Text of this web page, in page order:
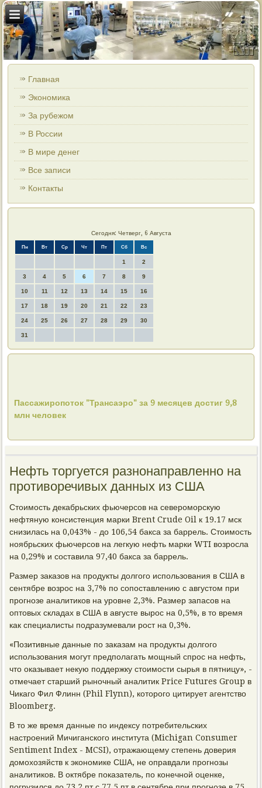
Главная
Экономика
За рубежом
В России
В мире денег
Все записи
Контакты
Сегодня: Четверг, 6 Августа
Пн Вт Ср Чт Пт Сб Вс
1 2
3 4 5 6 7 8 9
10 11 12 13 14 15 16
17 18 19 20 21 22 23
24 25 26 27 28 29 30
31
Пассажиропоток "Трансаэро" за 9 месяцев достиг 9,8
млн человек
Нефть торгуется разнонаправленно на
противоречивых данных из США
Стоимость декабрьских фьючерсов на североморскую
нефтяную консистенция марки Brent Crude Oil к 19.17 мск
снизилась на 0,043% - до 106,54 бакса за баррель. Стоимость
ноябрьских фьючерсов на легкую нефть марки WTI возросла
на 0,29% и составила 97,40 бакса за баррель.
Размер заказов на продукты долгого использования в США в
сентябре возрос на 3,7% по сопоставлению с августом при
прогнозе аналитиков на уровне 2,3%. Размер запасов на
оптовых складах в США в августе вырос на 0,5%, в то время
как специалисты подразумевали рост на 0,3%.
«Позитивные данные по заказам на продукты долгого
использования могут предполагать мощный спрос на нефть,
что оказывает некую поддержку стоимости сырья в пятницу», -
отмечает старший рыночный аналитик Price Futures Group в
Чикаго Фил Флинн (Phil Flynn), которого цитирует агентство
Bloomberg.
В то же время данные по индексу потребительских
настроений Мичиганского института (Michigan Consumer
Sentiment Index - MCSI), отражающему степень доверия
домохозяйств к экономике США, не оправдали прогнозы
аналитиков. В октябре показатель, по конечной оценке,